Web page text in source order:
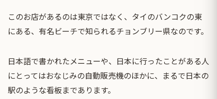
このお店があるのは東京ではなく、タイのバンコクの東
にある、有名ビーチで知られるチョンブリー県なのです。
日本語で書かれたメニューや、日本に行ったことがある人
にとってはおなじみの自動販売機のほかに、まるで日本の
駅のような看板まであります。